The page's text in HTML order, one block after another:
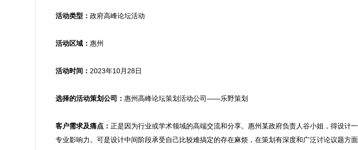
活动类型： 政府高峰论坛活动
活动区域： 惠州
活动时间： 2023年10月28日
选择的活动策划公司： 惠州高峰论坛策划活动公司——乐野策划
客户需求及痛点： 正是因为行业或学术领域的高端交流和分享。惠州某政府负责人谷小姐，得设计
专业影响力。可是设计中间阶段承受自己比较难搞定的存在麻烦，在策划有深度和广泛讨论议题方